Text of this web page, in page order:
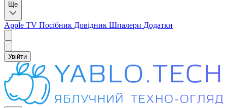
Ще
Apple TV Посібник Довідник Шпалери Додатки
Увійти